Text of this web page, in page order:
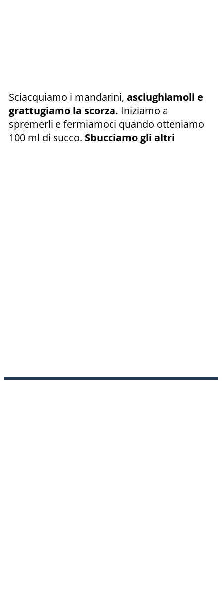
Sciacquiamo i mandarini, asciughiamoli e
grattugiamo la scorza. Iniziamo a
spremerli e fermiamoci quando otteniamo
100 ml di succo. Sbucciamo gli altri